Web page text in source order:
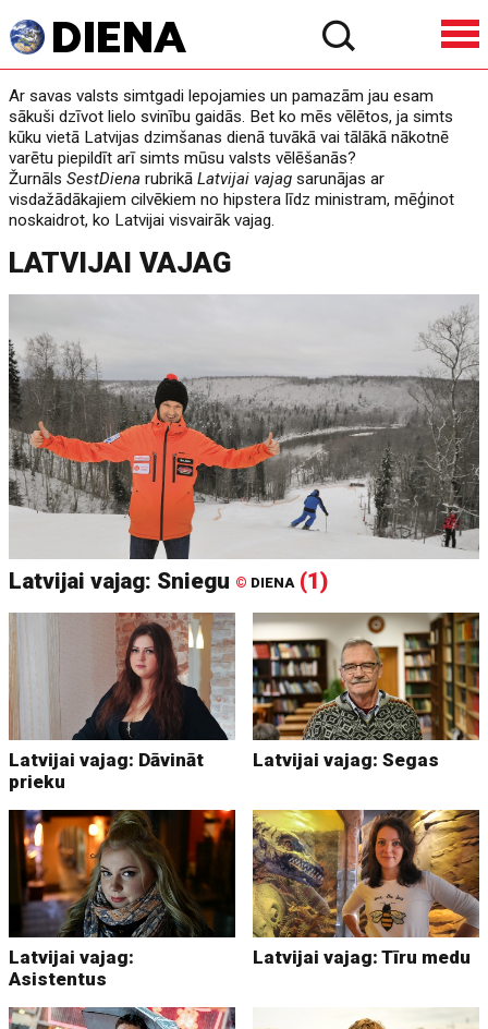
Ar savas valsts simtgadi lepojamies un pamazām jau esam
sākuši dzīvot lielo svinību gaidās. Bet ko mēs vēlētos, ja simts
kūku vietā Latvijas dzimšanas dienā tuvākā vai tālākā nākotnē
varētu piepildīt arī simts mūsu valsts vēlēšanās?
ŽurnālsSestDiena rubrikāLatvijai vajag sarunājas ar
visdažādākajiem cilvēkiem no hipstera līdz ministram, mēģinot
noskaidrot, ko Latvijai visvairāk vajag.
LATVIJAI VAJAG
Latvijai vajag: Sniegu © DIENA (1)
Latvijai vajag: Dāvināt
prieku
Latvijai vajag: Segas
Latvijai vajag:
Asistentus
Latvijai vajag: Tīru medu